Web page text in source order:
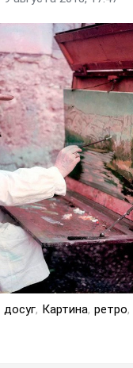
досуг, Картина, ретро,